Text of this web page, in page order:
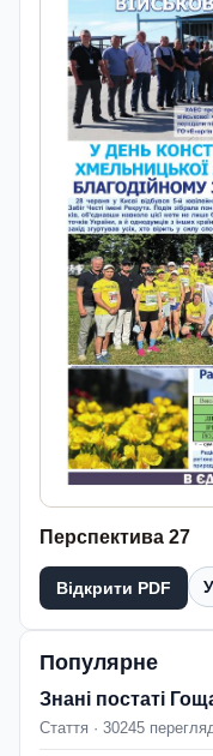
Перспектива 27
Відкрити PDF
Популярне
Знані постаті
Стаття · 30245